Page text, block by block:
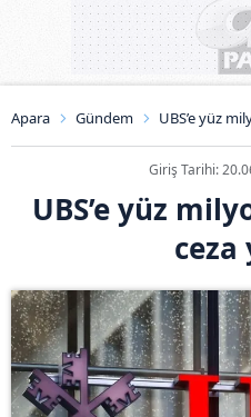
Apara Gündem UBS’e yüz
Giriş Tarihi:
UBS’e yüz
ceza